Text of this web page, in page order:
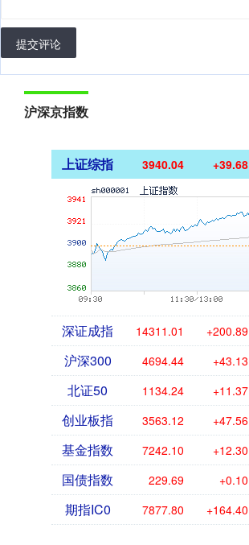
提交评论
沪深京指数
上证综指 3940.04 +39.68
深证成指 14311.01 +200.89
沪深300 4694.44 +43.13
北证50 1134.24 +11.37
创业板指 3563.12 +47.56
基金指数 7242.10 +12.30
国债指数 229.69 +0.10
期指IC0 7877.80 +164.40